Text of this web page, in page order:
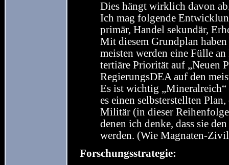
Dies hängt wirklich davon
Ich mag folgende
primär, Handel sekundär,
Mit diesem Grundplan
meisten werden eine Fülle
tertiäre Priorität auf „Neuen
RegierungsDEA auf den
Es ist wichtig „Mineralreich“
es einen selbsterstellten
Militär (in dieser
denen ich denke, dass sie
werden. (Wie Magnaten-
Forschungsstrategie: